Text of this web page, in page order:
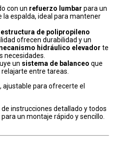
con un refuerzo lumbar para un
espalda, ideal para mantener
estructura de polipropileno
ofrecen durabilidad y un
hidráulico elevador te
necesidades.
un sistema de balanceo que
entre tareas.
ajustable para ofrecerte el
instrucciones detallado y todos
un montaje rápido y sencillo.